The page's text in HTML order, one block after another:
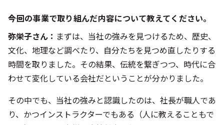
――今回の事業で取り組んだ内容について教えてください。
弥栄子さん： まずは、当社の強みを見つけるため、歴史、
文化、地理など調べたり、自分たちを見つめ直したりする
時間を取りました。その結果、伝統を繋ぎつつ、時代に合
わせて変化している会社だということが分かりました。
その中でも、当社の強みと認識したのは、社長が職人であ
り、かつインストラクターでもある（人に教えることもで